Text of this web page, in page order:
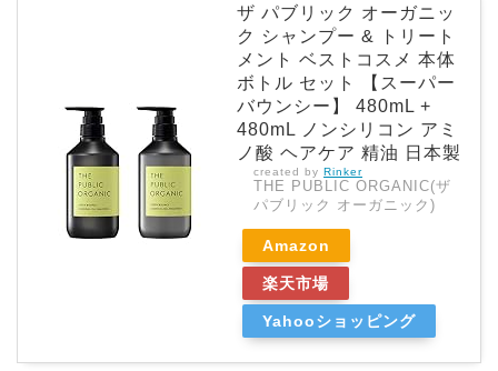
ザ パブリック オーガニッ
ク シャンプー & トリート
メント ベストコスメ 本体
ボトル セット 【スーパー
バウンシー】 480mL +
480mL ノンシリコン アミ
ノ酸 ヘアケア 精油 日本製
created by Rinker
THE PUBLIC ORGANIC(ザ
パブリック オーガニック)
Amazon
楽天市場
Yahooショッピング